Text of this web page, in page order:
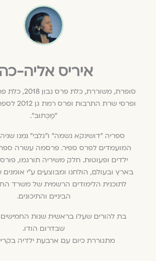
איריס אליה-כהן
ופרסי שרת
"מַכְּתוּבּ".
ספריה "דושינקא נשמה" ו"גלבי" נמנו
המועמדים לפרס ספיר. פרסמה עשרה ספרי
ילדים ופעוטות. חלק משיריה תורגמו,
בארץ ובעולם, הולחנו ומבוצעים ע"י אומנים
לתוכנית הלימודים הרשמית של משרד
הביניים והתיכונים.
בת להורים שעלו בראשית שנות החמישים
שבדרום הודו.
מתגוררת כיום עם ארבעת ילדיה